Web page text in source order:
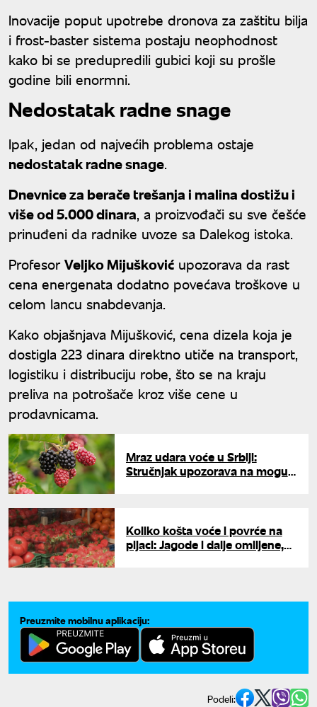
Inovacije poput upotrebe dronova za zaštitu bilja
i frost-baster sistema postaju neophodnost
kako bi se predupredili gubici koji su prošle
godine bili enormni.
Nedostatak radne snage
Ipak, jedan od najvećih problema ostaje
nedostatak radne snage.
Dnevnice za berače trešanja i malina dostižu i
više od 5.000 dinara, a proizvođači su sve češće
prinuđeni da radnike uvoze sa Dalekog istoka.
ProfesorVeljko Mijušković upozorava da rast
cena energenata dodatno povećava troškove u
celom lancu snabdevanja.
Kako objašnjava Mijušković, cena dizela koja je
dostigla 223 dinara direktno utiče na transport,
logistiku i distribuciju robe, što se na kraju
preliva na potrošače kroz više cene u
prodavnicama.
Mraz udara voće u Srbiji:
Stručnjak upozorava na mogući
Koliko košta voće i povrće na
pijaci: Jagode i dalje omiljene,
Preuzmite mobilnu aplikaciju:
Podeli: